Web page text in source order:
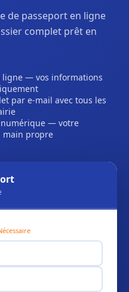
de passeport en ligne
complet prêt en
ligne — vos informations
par e-mail avec tous les
numérique — votre
main propre